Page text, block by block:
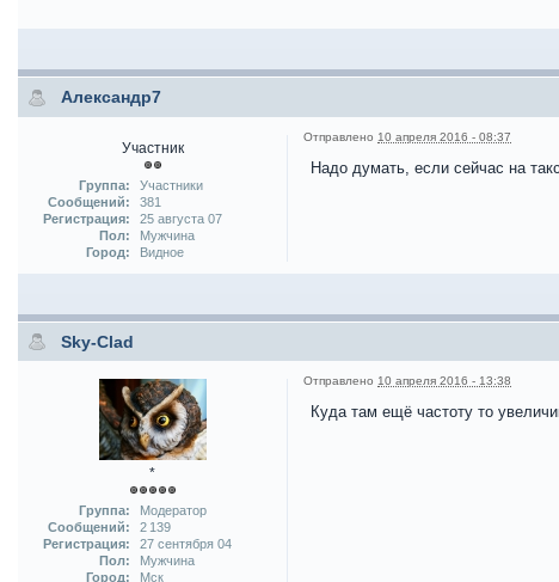
Александр7
Участник
Группа:
Участники
Сообщений:
381
Регистрация:
25 августа 07
Пол:
Мужчина
Город:
Видное
Отправлено 10 апреля 2016 - 08:37
Надо думать, если сейчас на
Sky-Clad
*
Группа:
Модератор
Сообщений:
2 139
Регистрация:
27 сентября 04
Пол:
Мужчина
Город:
Мск
Отправлено 10 апреля 2016 - 13:38
Куда там ещё частоту то